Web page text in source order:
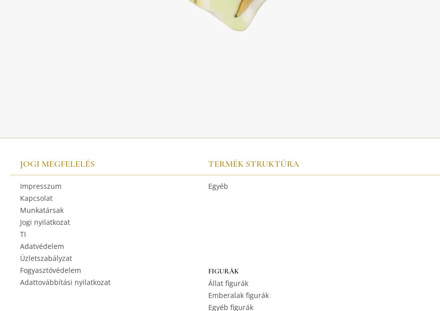
JOGI MEGFELELÉS
Impresszum
Kapcsolat
Munkatársak
Jogi nyilatkozat
TI
Adatvédelem
Üzletszabályzat
Fogyasztóvédelem
Adattovábbítási nyilatkozat
TERMÉK STRUKTÚRA
Egyéb
FIGURÁK
Állat figurák
Emberalak figurák
Egyéb figurák